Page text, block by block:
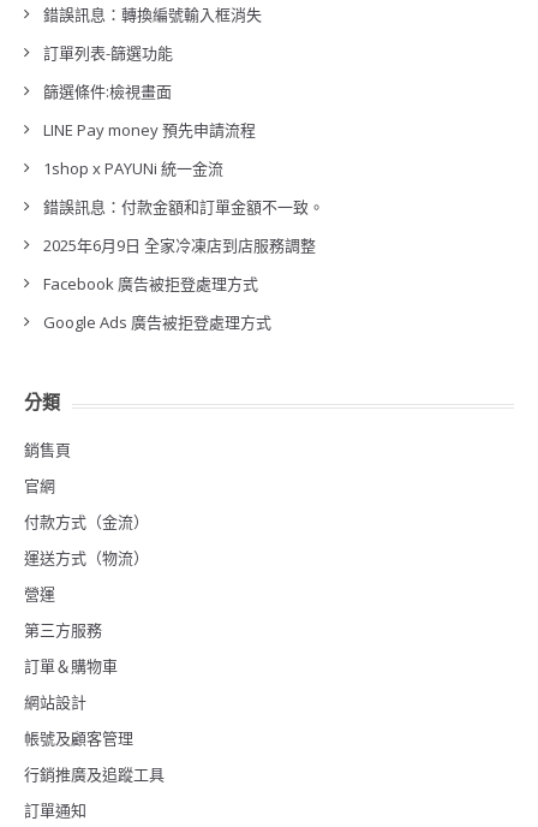
錯誤訊息：轉換編號輸入框消失
訂單列表-篩選功能
篩選條件:檢視畫面
LINE Pay money 預先申請流程
1shop x PAYUNi 統一金流
錯誤訊息：付款金額和訂單金額不一致。
2025年6月9日 全家冷凍店到店服務調整
Facebook 廣告被拒登處理方式
Google Ads 廣告被拒登處理方式
分類
銷售頁
官網
付款方式（金流）
運送方式（物流）
營運
第三方服務
訂單＆購物車
網站設計
帳號及顧客管理
行銷推廣及追蹤工具
訂單通知